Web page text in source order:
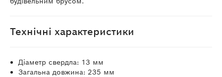
Технічні характеристики
Діаметр свердла: 13 мм
Загальна довжина: 235 мм